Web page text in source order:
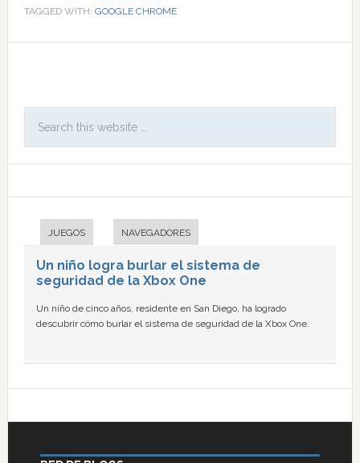
TAGGED WITH: GOOGLE CHROME
JUEGOS NAVEGADORES
Un niño logra burlar el sistema de
seguridad de la Xbox One
Un niño de cinco años, residente en San Diego, ha logrado
descubrir cómo burlar el sistema de seguridad de la Xbox One.